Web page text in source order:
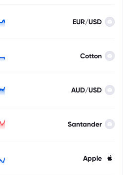
EUR/USD
Cotton
AUD/USD
Santander
Apple